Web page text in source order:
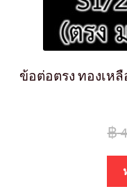
ข้อต่อตรง ทองเหลื
฿